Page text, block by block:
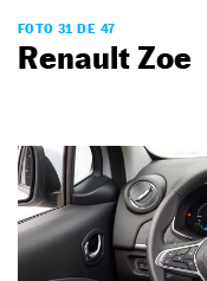
FOTO 31 DE 47
Renault Zoe